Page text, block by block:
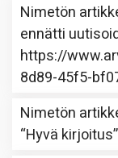
Nimetön
ennätti
https://
8d89-45f5-
Nimetön
“Hyvä kirjoitus”